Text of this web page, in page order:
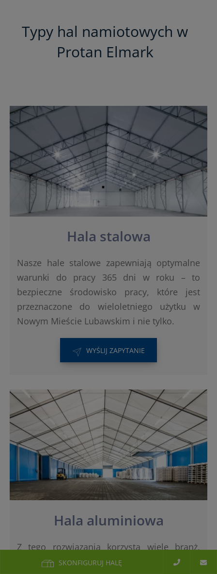
SKONFIGURUJ HALĘ
Typy hal namiotowych w
Protan Elmark
Hala stalowa
Nasze hale stalowe zapewniają optymalne
warunki do pracy 365 dni w roku – to
bezpieczne środowisko pracy, które jest
przeznaczone do wieloletniego użytku w
Nowym Mieście Lubawskim i nie tylko.
WYŚLIJ ZAPYTANIE
Hala aluminiowa
Z tego rozwiązania korzysta wiele branż,
ponieważ hale aluminiowe nadają się do